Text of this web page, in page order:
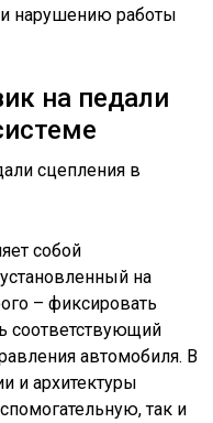
нарушению работы
на педали
собой
на
– фиксировать
соответствующий
автомобиля. В
и архитектуры
так и